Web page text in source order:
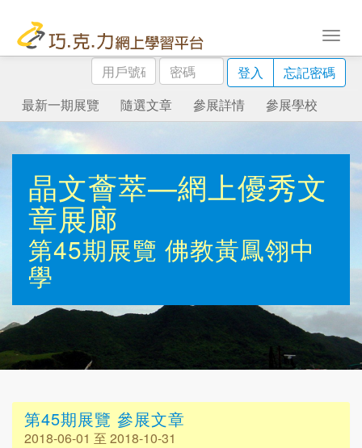
用
戶
號
碼
密
碼
登入
忘記密碼
最新一期展覽
隨選文章 參展詳情 參展學校
晶文薈萃—網上優秀文
章展廊
第45期展覽 佛教黃鳳翎中
學
第45期展覽 參展文章
2018-06-01 至 2018-10-31